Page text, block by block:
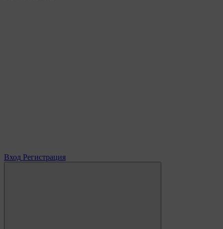
Вход Регистрация